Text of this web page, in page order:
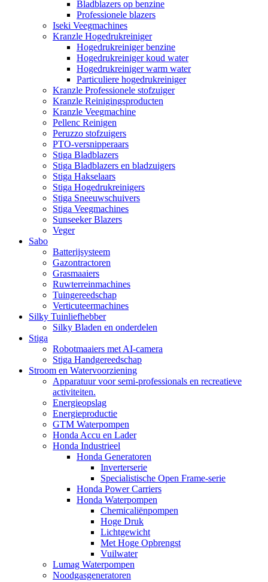
Bladblazers op benzine
Professionele blazers
Iseki Veegmachines
Kranzle Hogedrukreiniger
Hogedrukreiniger benzine
Hogedrukreiniger koud water
Hogedrukreiniger warm water
Particuliere hogedrukreiniger
Kranzle Professionele stofzuiger
Kranzle Reinigingsproducten
Kranzle Veegmachine
Pellenc Reinigen
Peruzzo stofzuigers
PTO-versnipperaars
Stiga Bladblazers
Stiga Bladblazers en bladzuigers
Stiga Hakselaars
Stiga Hogedrukreinigers
Stiga Sneeuwschuivers
Stiga Veegmachines
Sunseeker Blazers
Veger
Sabo
Batterijsysteem
Gazontractoren
Grasmaaiers
Ruwterreinmachines
Tuingereedschap
Verticuteermachines
Silky Tuinliefhebber
Silky Bladen en onderdelen
Stiga
Robotmaaiers met AI-camera
Stiga Handgereedschap
Stroom en Watervoorziening
Apparatuur voor semi-professionals en recreatieve
activiteiten.
Energieopslag
Energieproductie
GTM Waterpompen
Honda Accu en Lader
Honda Industrieel
Honda Generatoren
Inverterserie
Specialistische Open Frame-serie
Honda Power Carriers
Honda Waterpompen
Chemicaliënpompen
Hoge Druk
Lichtgewicht
Met Hoge Opbrengst
Vuilwater
Lumag Waterpompen
Noodgasgeneratoren